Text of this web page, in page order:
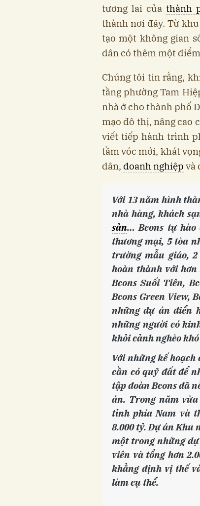
tương lai của thành
thành nơi đây. Từ
tạo một không gian
dân có thêm một
Chúng tôi tin rằng,
tầng phường Tam
nhà ở cho thành phố
mạo đô thị, nâng cao
viết tiếp hành trình
tầm vóc mới, khát
dân, doanh nghiệp và
Với 13 năm hình
nhà hàng, khách
sản… Bcons tự hào
thương mại, 5 tòa
trường mẫu giáo,
hoàn thành với hơn
Bcons Suối Tiên,
Bcons Green View,
những dự án điển
những người có
khỏi cảnh nghèo
Với những kế
cần có quỹ đất để
tập đoàn Bcons đã
án. Trong năm
tỉnh phía Nam và
8.000 tỷ. Dự án Khu
một trong những
viên và tổng hơn
khẳng định vị thế
làm cụ thể.